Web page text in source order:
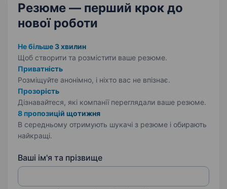
Резюме — перший крок до
нової роботи
Не більше 3 хвилин
Щоб створити та розмістити ваше резюме.
Приватність
Розміщуйте анонімно, і ніхто вас не впізнає.
Прозорість
Дізнавайтеся, які компанії переглядали ваше резюме.
8 пропозицій щотижня
В середньому отримують шукачі з резюме і обирають
найкращі.
Ваші ім'я та прізвище